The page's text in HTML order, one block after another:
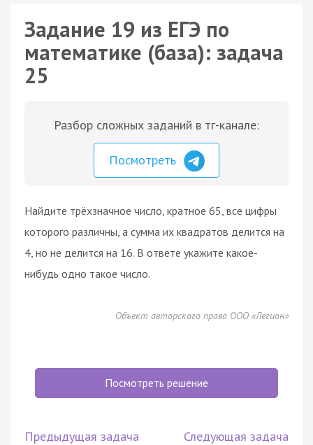
Задание 19 из ЕГЭ по
математике (база): задача
25
Разбор сложных заданий в тг-канале:
Посмотреть
Найдите трёхзначное число, кратное 65, все цифры
которого различны, а сумма их квадратов делится на
4, но не делится на 16. В ответе укажите какое-
нибудь одно такое число.
Объект авторского права ООО «Легион»
Посмотреть решение
Предыдущая задача Следующая задача